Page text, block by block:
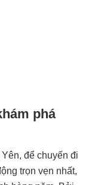
phá
để chuyến đi
trọn vẹn nhất,